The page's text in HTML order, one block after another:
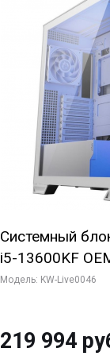
Системный
i5-13600KF
7, C14 8EC/
SSD)
Модель: KW-Live0046
219 994